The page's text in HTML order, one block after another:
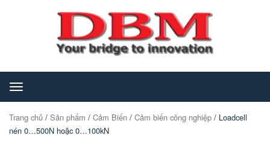
Toggle
navigation
Trang chủ / Sản phẩm / Cảm Biến / Cảm biến công nghiệp / Loadcell
nén 0…500N hoặc 0…100kN